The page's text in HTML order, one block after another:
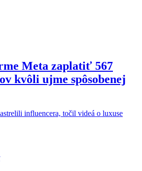
Meta zaplatiť 567
kvôli ujme spôsobenej